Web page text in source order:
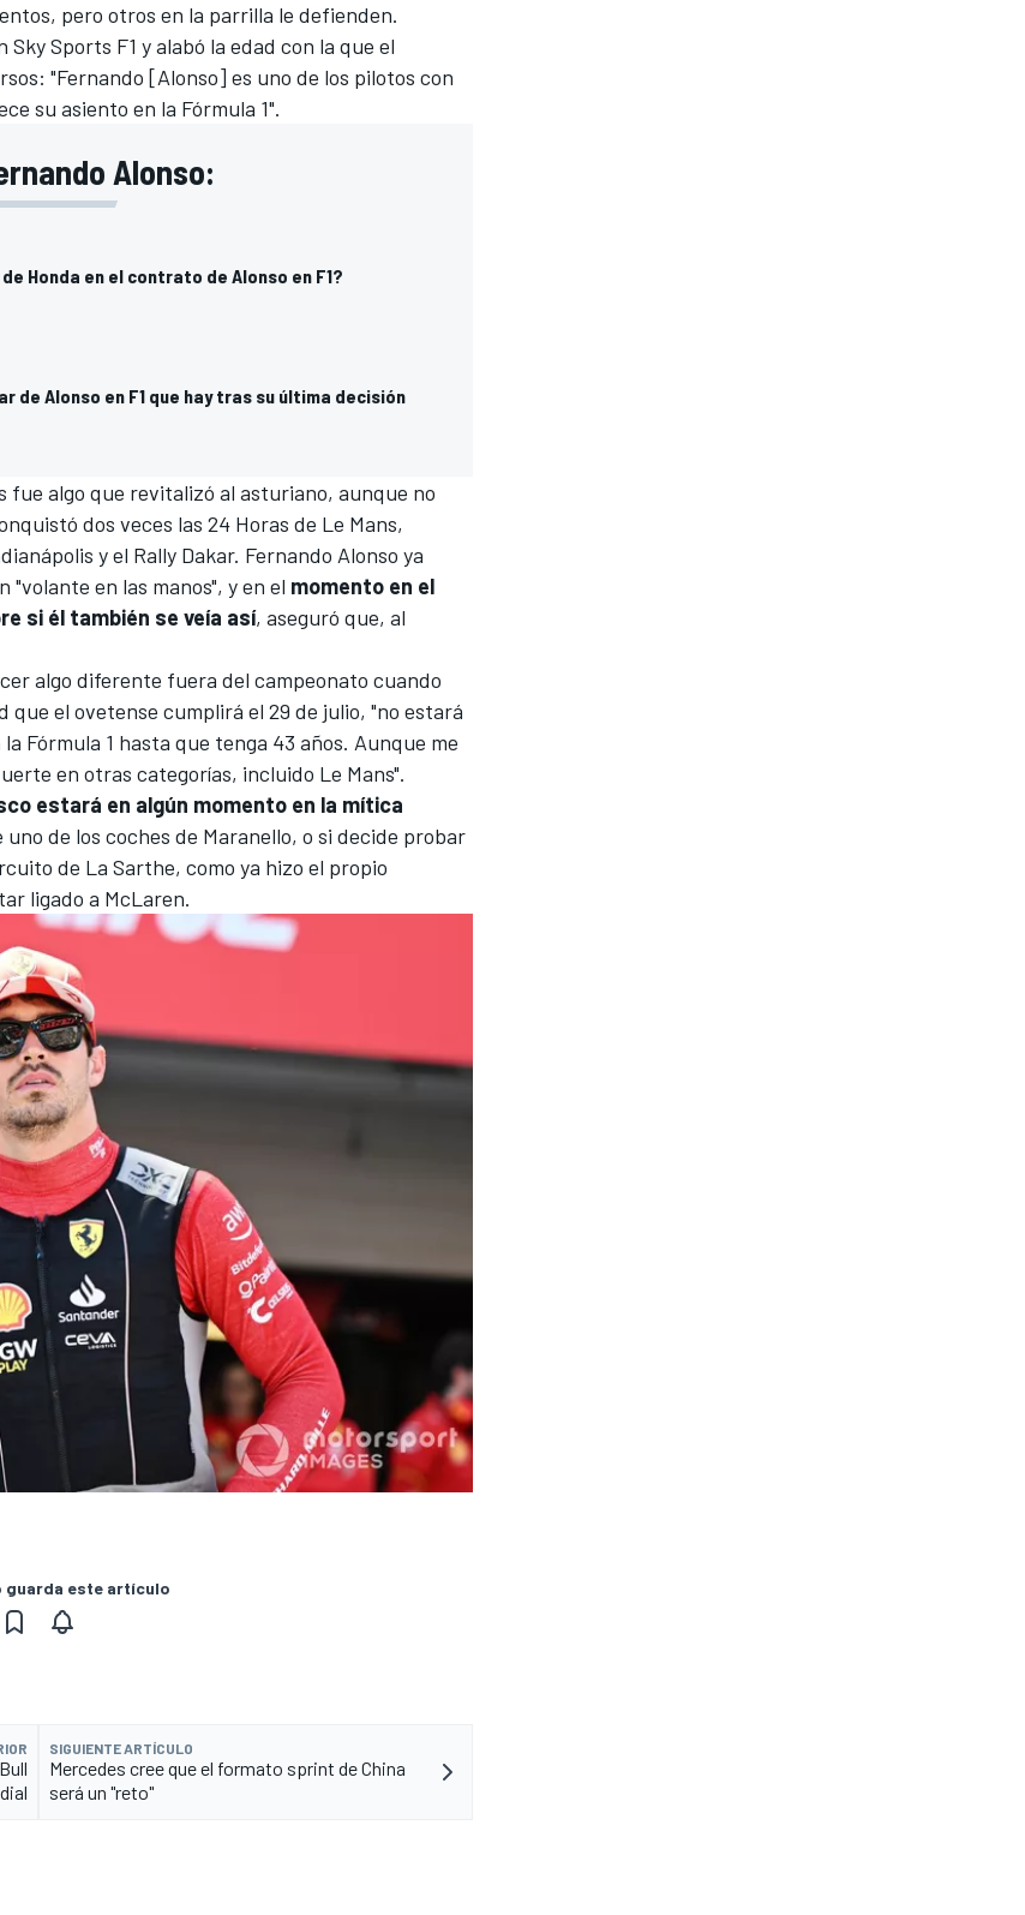
pero otros en la parrilla le defienden.
Sky Sports F1 y alabó la edad con la que el
"Fernando [Alonso] es uno de los pilotos con
su asiento en la Fórmula 1".
Alonso:
Honda en el contrato de Alonso en F1?
de Alonso en F1 que hay tras su última decisión
fue algo que revitalizó al asturiano, aunque no
dos veces las 24 Horas de Le Mans,
y el Rally Dakar. Fernando Alonso ya
"volante en las manos", y en el momento en el
si él también se veía así, aseguró que, al
algo diferente fuera del campeonato cuando
que el ovetense cumplirá el 29 de julio, "no estará
Fórmula 1 hasta que tenga 43 años. Aunque me
en otras categorías, incluido Le Mans".
estará en algún momento en la mítica
uno de los coches de Maranello, o si decide probar
de La Sarthe, como ya hizo el propio
ligado a McLaren.
guarda este artículo
SIGUIENTE ARTÍCULO
Mercedes cree que el formato sprint de China
será un "reto"